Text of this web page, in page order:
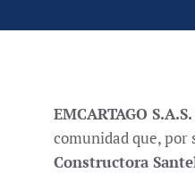
EMCARTAGO S.A.S.
comunidad que, por
Constructora